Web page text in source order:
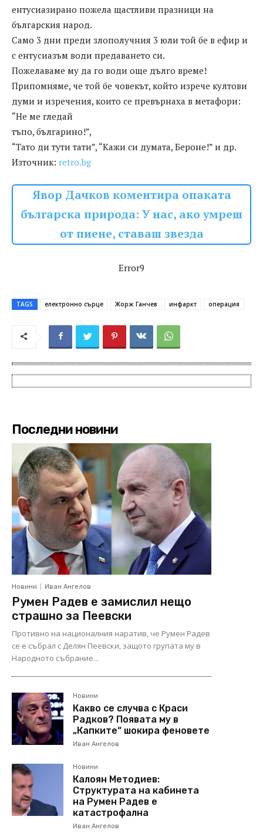
ентусиазирано пожела щастливи празници на
българския народ.
Само 3 дни преди злополучния 3 юли той бе в ефир и
с ентусиазъм води предаването си.
Пожелаваме му да го води още дълго време!
Припомняме, че той бе човекът, който изрече култови
думи и изречения, които се превърнаха в метафори:
“Не ме гледай
тъпо, българино!”,
“Тато ди тути тати”, “Кажи си думата, Бероне!” и др.
Източник: retro.bg
Явор Дачков коментира опаката
българска природа: У нас, ако умреш
от пиене, ставаш звезда
Error9
TAGS електронно сърце Жорж Ганчев инфаркт операция
Последни новини
Новини Иван Ангелов
Румен Радев е замислил нещо
страшно за Пеевски
Противно на националния наратив, че Румен Радев
се е събрал с Делян Пеевски, защото групата му в
Народното събрание...
Новини
Какво се случва с Краси
Радков? Появата му в
„Капките“ шокира феновете
Иван Ангелов
Новини
Калоян Методиев:
Структурата на кабинета
на Румен Радев е
катастрофална
Иван Ангелов